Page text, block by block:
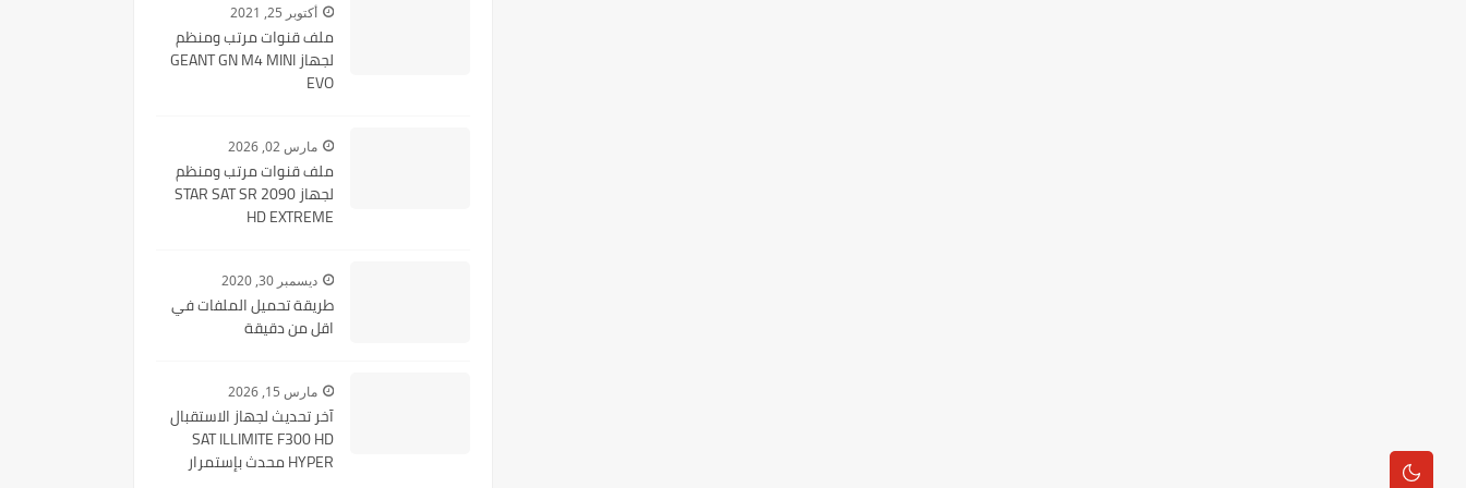
أكتوبر 25, 2021
ملف قنوات مرتب ومنظم
لجهاز GEANT GN M4 MINI
EVO
مارس 02, 2026
ملف قنوات مرتب ومنظم
لجهاز STAR SAT SR 2090
HD EXTREME
ديسمبر 30, 2020
طريقة تحميل الملفات في
اقل من دقيقة
مارس 15, 2026
آخر تحديث لجهاز الاستقبال
SAT ILLIMITE F300 HD
HYPER محدث بإستمرار